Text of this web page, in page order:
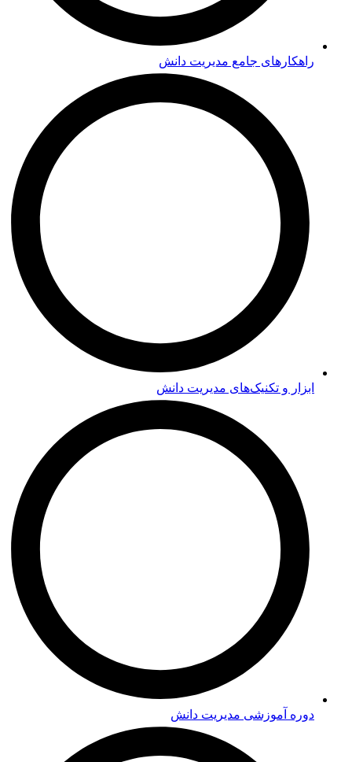
راهکارهای جامع مدیریت دانش
ابزار و تکنیک‌های مدیریت دانش
دوره‌ آموزشی مدیریت دانش